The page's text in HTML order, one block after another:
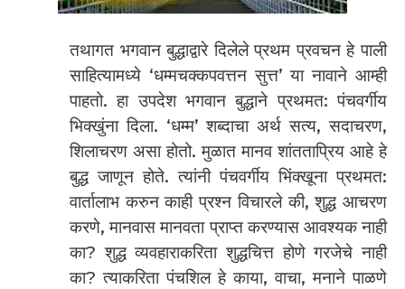
तथागत भगवान बुद्धाद्वारे दिलेले प्रथम प्रवचन हे पाली
साहित्यामध्ये ‘धम्मचक्कपवत्तन सुत्त’ या नावाने आम्ही
पाहतो. हा उपदेश भगवान बुद्धाने प्रथमत: पंचवर्गीय
भिक्खुंना दिला. ‘धम्म’ शब्दाचा अर्थ सत्य, सदाचरण,
शिलाचरण असा होतो. मुळात मानव शांतताप्रिय आहे हे
बुद्ध जाणून होते. त्यांनी पंचवर्गीय भिंक्खूना प्रथमत:
वार्तालाभ करुन काही प्रश्न विचारले की, शुद्ध आचरण
करणे, मानवास मानवता प्राप्त करण्यास आवश्यक नाही
का? शुद्ध व्यवहाराकरिता शुद्धचित्त होणे गरजेचे नाही
का? त्याकरिता पंचशिल हे काया, वाचा, मनाने पाळणे